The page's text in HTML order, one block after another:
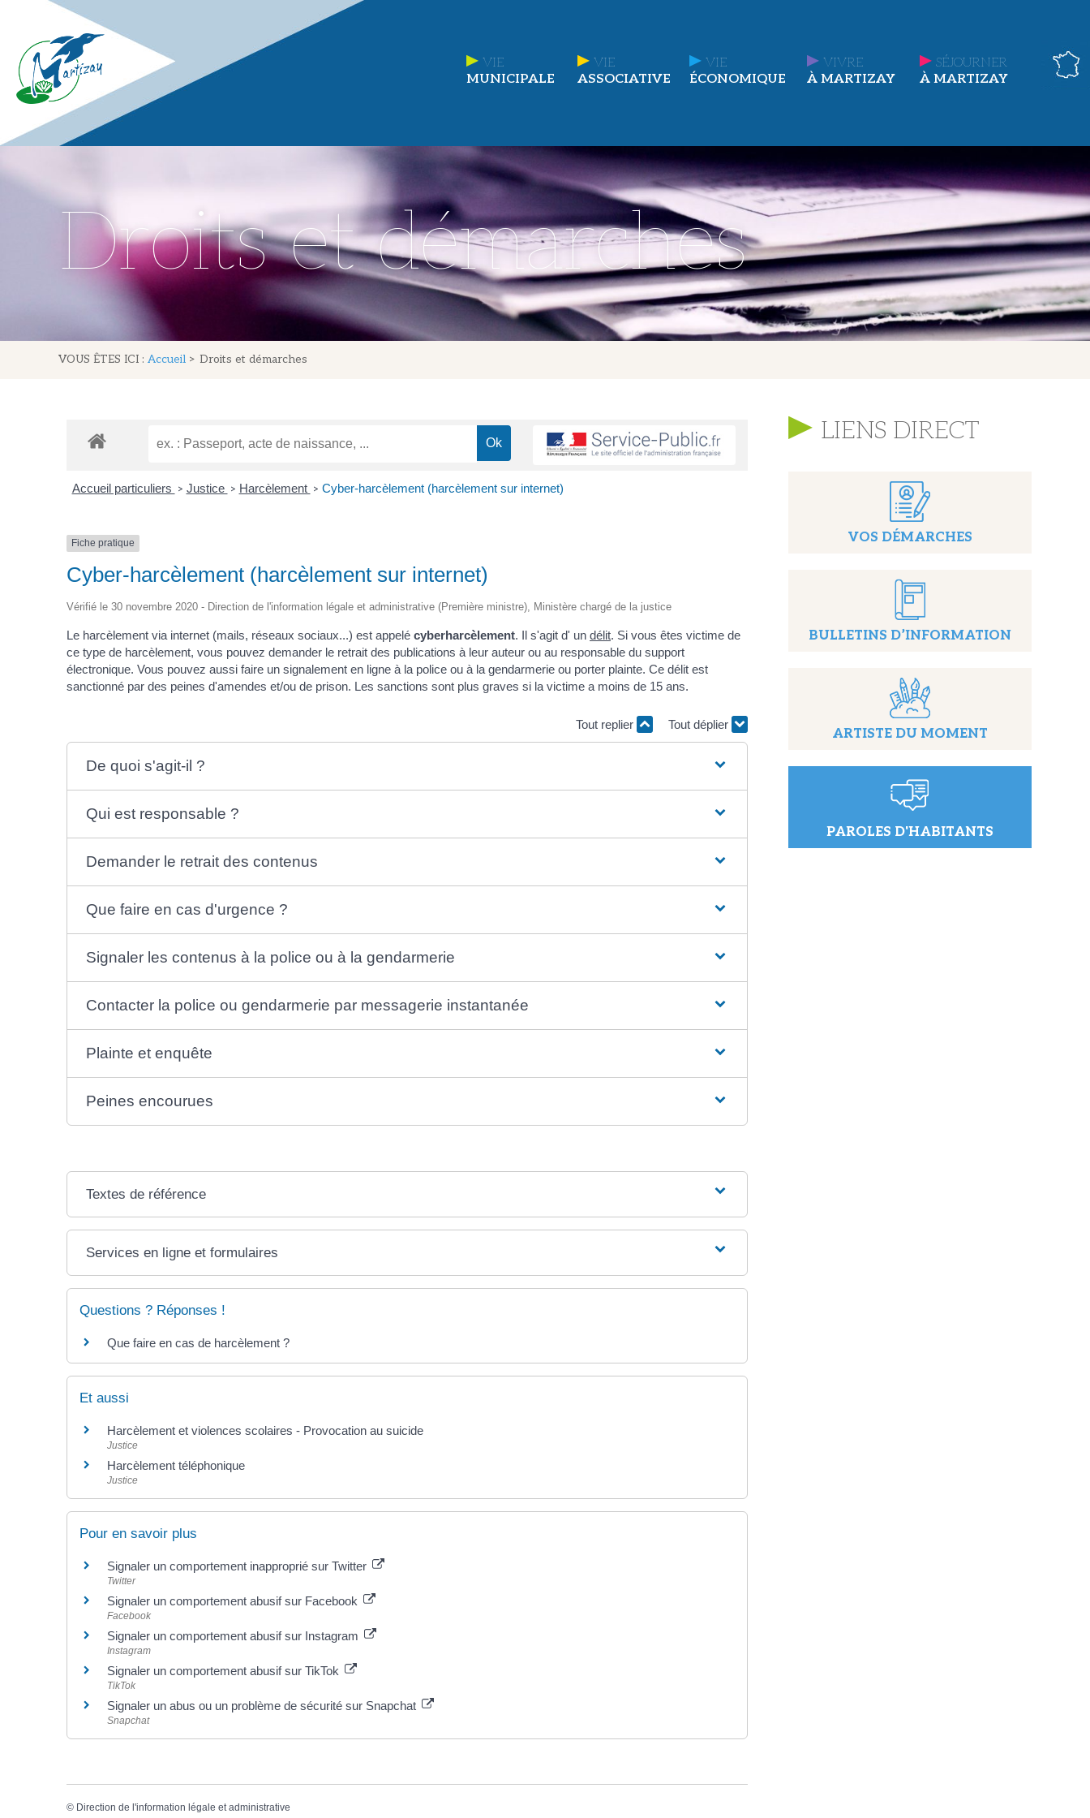
VIE
MUNICIPALE
VIE
ASSOCIATIVE
VIE
ÉCONOMIQUE
VIVRE
À MARTIZAY
SÉJOURNER
À MARTIZAY
Droits et démarches
VOUS ÊTES ICI : Accueil > Droits et démarches
Accueil particuliers > Justice > Harcèlement > Cyber-harcèlement (harcèlement sur internet)
Fiche pratique
Cyber-harcèlement (harcèlement sur internet)
Vérifié le 30 novembre 2020 - Direction de l'information légale et administrative (Première ministre), Ministère chargé de la justice
Le harcèlement via internet (mails, réseaux sociaux...) est appelé cyberharcèlement. Il s'agit d' un délit. Si vous êtes victime de
ce type de harcèlement, vous pouvez demander le retrait des publications à leur auteur ou au responsable du support
électronique. Vous pouvez aussi faire un signalement en ligne à la police ou à la gendarmerie ou porter plainte. Ce délit est
sanctionné par des peines d'amendes et/ou de prison. Les sanctions sont plus graves si la victime a moins de 15 ans.
Tout replier Tout déplier
De quoi s'agit-il ?
Qui est responsable ?
Demander le retrait des contenus
Que faire en cas d'urgence ?
Signaler les contenus à la police ou à la gendarmerie
Contacter la police ou gendarmerie par messagerie instantanée
Plainte et enquête
Peines encourues
Textes de référence
Services en ligne et formulaires
Questions ? Réponses !
Que faire en cas de harcèlement ?
Et aussi
Harcèlement et violences scolaires - Provocation au suicide
Justice
Harcèlement téléphonique
Justice
Pour en savoir plus
Signaler un comportement inapproprié sur Twitter
Twitter
Signaler un comportement abusif sur Facebook
Facebook
Signaler un comportement abusif sur Instagram
Instagram
Signaler un comportement abusif sur TikTok
TikTok
Signaler un abus ou un problème de sécurité sur Snapchat
Snapchat
© Direction de l'information légale et administrative
LIENS DIRECT
VOS DÉMARCHES
BULLETINS D’INFORMATION
ARTISTE DU MOMENT
PAROLES D'HABITANTS